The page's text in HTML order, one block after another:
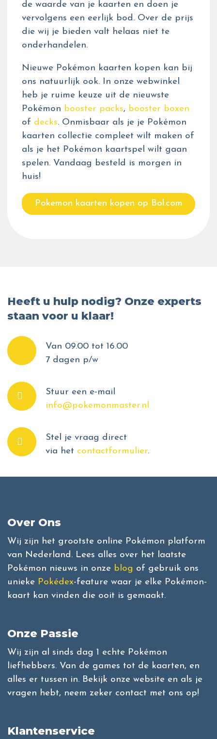
de waarde van je kaarten en doen je
vervolgens een eerlijk bod. Over de prijs
die wij je bieden valt helaas niet te
onderhandelen.
Nieuwe Pokémon kaarten kopen kan bij
ons natuurlijk ook. In onze webwinkel
heb je ruime keuze uit de nieuwste
Pokémon booster packs, booster boxen
of decks. Onmisbaar als je je Pokémon
kaarten collectie compleet wilt maken of
als je het Pokémon kaartspel wilt gaan
spelen. Vandaag besteld is morgen in
huis!
Pokemon kaarten kopen op Bol.com
Heeft u hulp nodig? Onze experts
staan voor u klaar!
Van 09.00 tot 16.00
7 dagen p/w
Stuur een e-mail
info@pokemonmaster.nl
Stel je vraag direct
via het contactformulier.
Over Ons
Wij zijn het grootste online Pokémon platform
van Nederland. Lees alles over het laatste
Pokémon nieuws in onze blog of gebruik ons
unieke Pokédex-feature waar je elke Pokémon-
kaart kan vinden die ooit is gemaakt.
Onze Passie
Wij zijn al sinds dag 1 echte Pokémon
liefhebbers. Van de games tot de kaarten, en
alles er tussen in. Bekijk onze website en als je
vragen hebt, neem zeker contact met ons op!
Klantenservice